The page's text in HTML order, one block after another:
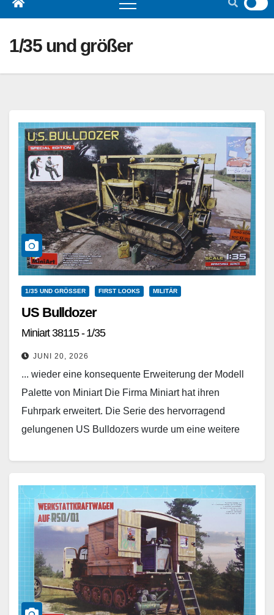
1/35 und größer
1/35 UND GRÖSSER FIRST LOOKS MILITÄR
US Bulldozer
Miniart 38115 - 1/35
JUNI 20, 2026
... wieder eine konsequente Erweiterung der Modell
Palette von Miniart Die Firma Miniart hat ihren
Fuhrpark erweitert. Die Serie des hervorragend
gelungenen US Bulldozers wurde um eine weitere